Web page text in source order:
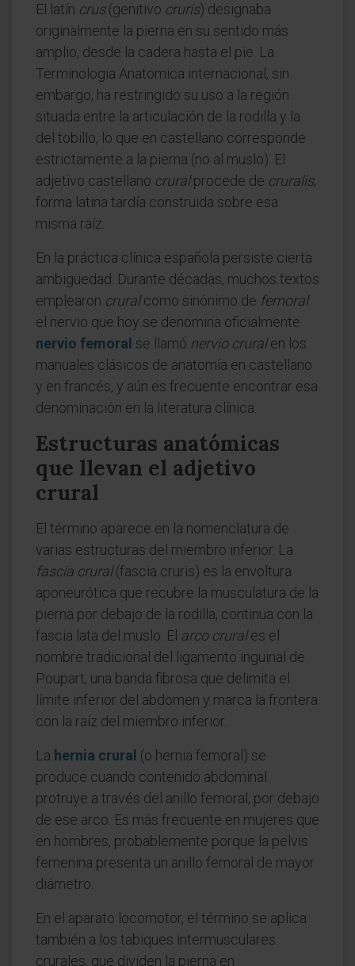
El latín crus(genitivo cruris) designaba
originalmente la pierna en su sentido más
amplio, desde la cadera hasta el pie. La
Terminologia Anatomica internacional, sin
embargo, ha restringido su uso a la región
situada entre la articulación de la rodilla y la
del tobillo, lo que en castellano corresponde
estrictamente a la pierna (no al muslo). El
adjetivo castellano cruralprocede de cruralis,
forma latina tardía construida sobre esa
misma raíz.
En la práctica clínica española persiste cierta
ambigüedad. Durante décadas, muchos textos
emplearon cruralcomo sinónimo de femoral:
el nervio que hoy se denomina oficialmente
nervio femoral se llamó nervio cruralen los
manuales clásicos de anatomía en castellano
y en francés, y aún es frecuente encontrar esa
denominación en la literatura clínica.
Estructuras anatómicas
que llevan el adjetivo
crural
El término aparece en la nomenclatura de
varias estructuras del miembro inferior. La
fascia crural(fascia cruris) es la envoltura
aponeurótica que recubre la musculatura de la
pierna por debajo de la rodilla, continua con la
fascia lata del muslo. El arco crurales el
nombre tradicional del ligamento inguinal de
Poupart, una banda fibrosa que delimita el
límite inferior del abdomen y marca la frontera
con la raíz del miembro inferior.
La hernia crural (o hernia femoral) se
produce cuando contenido abdominal
protruye a través del anillo femoral, por debajo
de ese arco. Es más frecuente en mujeres que
en hombres, probablemente porque la pelvis
femenina presenta un anillo femoral de mayor
diámetro.
En el aparato locomotor, el término se aplica
también a los tabiques intermusculares
crurales, que dividen la pierna en